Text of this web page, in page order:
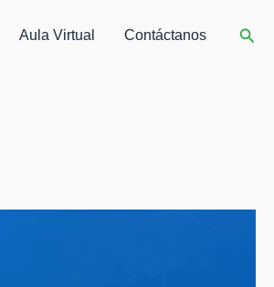
Aula Virtual Contáctanos